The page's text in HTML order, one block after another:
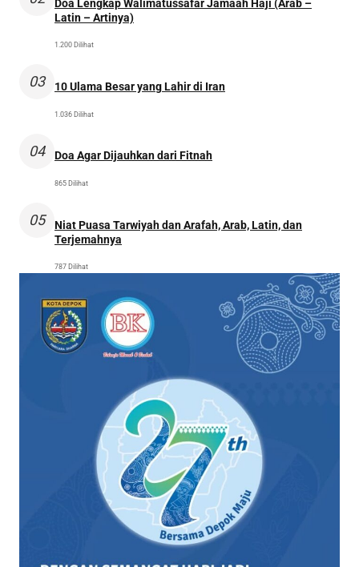
Doa Lengkap Walimatussafar Jamaah Haji (Arab –
Latin – Artinya)
1.200 Dilihat
03 10 Ulama Besar yang Lahir di Iran
1.036 Dilihat
04 Doa Agar Dijauhkan dari Fitnah
865 Dilihat
05
Niat Puasa Tarwiyah dan Arafah, Arab, Latin, dan
Terjemahnya
787 Dilihat